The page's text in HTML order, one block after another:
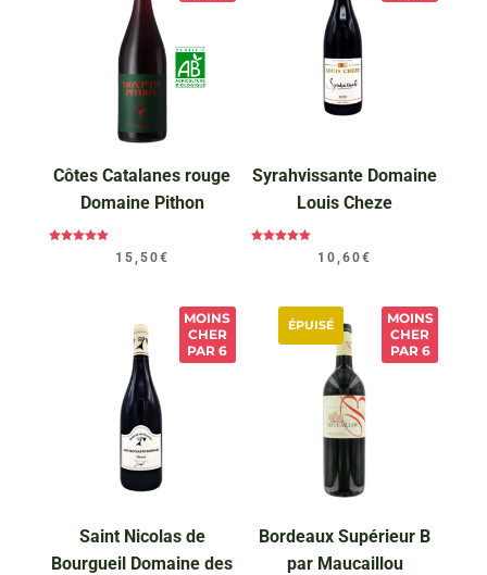
Côtes Catalanes rouge
Domaine Pithon
15,50€
Syrahvissante Domaine
Louis Cheze
10,60€
MOINS
CHER
PAR 6
Saint Nicolas de
Bourgueil Domaine des
MOINS
CHER
PAR 6
ÉPUISÉ
Bordeaux Supérieur B
par Maucaillou